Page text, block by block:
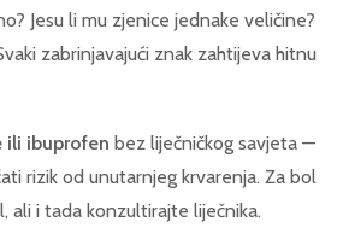
Jesu li mu zjenice jednake veličine?
zabrinjavajući znak zahtijeva hitnu
ili ibuprofen bez liječničkog savjeta —
rizik od unutarnjeg krvarenja. Za bol
ali i tada konzultirajte liječnika.